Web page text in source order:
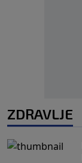
ZDRAVLJE